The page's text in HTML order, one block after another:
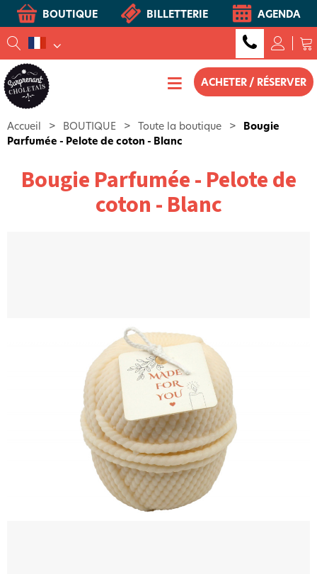
BOUTIQUE BILLETTERIE AGENDA
ACHETER / RÉSERVER
Accueil > BOUTIQUE > Toute la boutique >
Bougie
Parfumée - Pelote de coton - Blanc
Bougie Parfumée - Pelote de
coton - Blanc